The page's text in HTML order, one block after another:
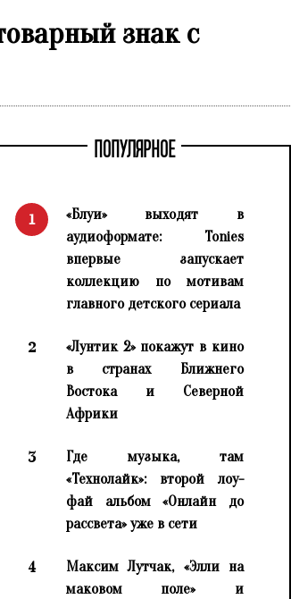
знак с
ПОПУЛЯРНОЕ
1
«Блуи» выходят в
аудиоформате: Tonies
впервые запускает
коллекцию по мотивам
главного детского сериала
2
«Лунтик 2» покажут в кино
в странах Ближнего
Востока и Северной
Африки
3
Где музыка, там
«Технолайк»: второй лоу-
фай альбом «Онлайн до
рассвета» уже в сети
4
Максим Лутчак, «Элли на
маковом поле» и